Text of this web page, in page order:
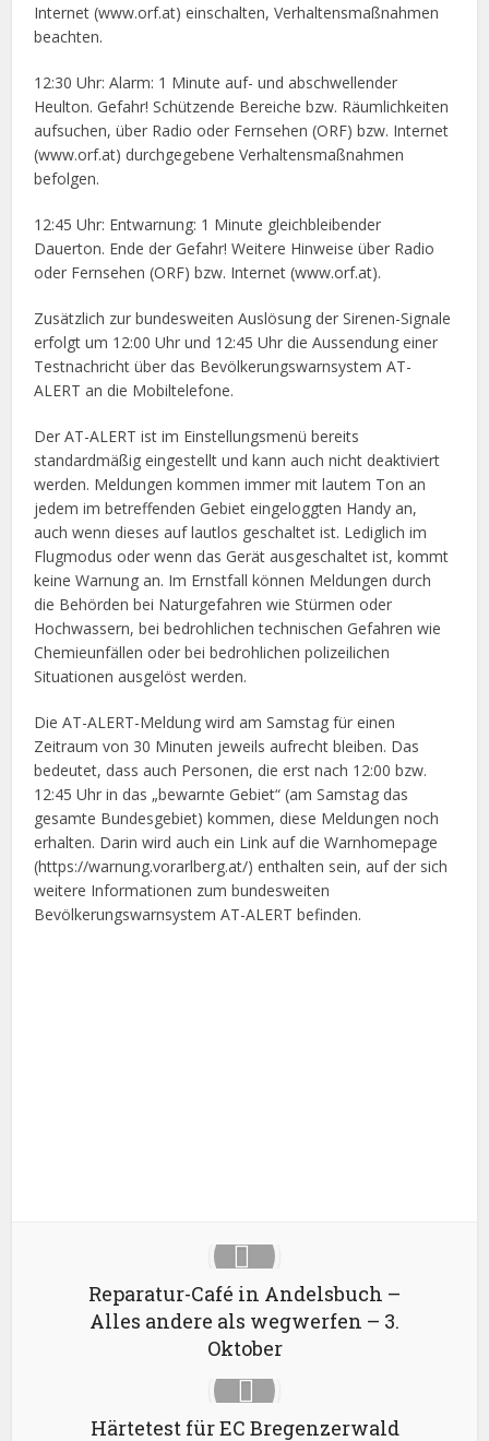
Internet (www.orf.at) einschalten, Verhaltensmaßnahmen
beachten.
12:30 Uhr: Alarm: 1 Minute auf- und abschwellender
Heulton. Gefahr! Schützende Bereiche bzw. Räumlichkeiten
aufsuchen, über Radio oder Fernsehen (ORF) bzw. Internet
(www.orf.at) durchgegebene Verhaltensmaßnahmen
befolgen.
12:45 Uhr: Entwarnung: 1 Minute gleichbleibender
Dauerton. Ende der Gefahr! Weitere Hinweise über Radio
oder Fernsehen (ORF) bzw. Internet (www.orf.at).
Zusätzlich zur bundesweiten Auslösung der Sirenen-Signale
erfolgt um 12:00 Uhr und 12:45 Uhr die Aussendung einer
Testnachricht über das Bevölkerungswarnsystem AT-
ALERT an die Mobiltelefone.
Der AT-ALERT ist im Einstellungsmenü bereits
standardmäßig eingestellt und kann auch nicht deaktiviert
werden. Meldungen kommen immer mit lautem Ton an
jedem im betreffenden Gebiet eingeloggten Handy an,
auch wenn dieses auf lautlos geschaltet ist. Lediglich im
Flugmodus oder wenn das Gerät ausgeschaltet ist, kommt
keine Warnung an. Im Ernstfall können Meldungen durch
die Behörden bei Naturgefahren wie Stürmen oder
Hochwassern, bei bedrohlichen technischen Gefahren wie
Chemieunfällen oder bei bedrohlichen polizeilichen
Situationen ausgelöst werden.
Die AT-ALERT-Meldung wird am Samstag für einen
Zeitraum von 30 Minuten jeweils aufrecht bleiben. Das
bedeutet, dass auch Personen, die erst nach 12:00 bzw.
12:45 Uhr in das „bewarnte Gebiet“ (am Samstag das
gesamte Bundesgebiet) kommen, diese Meldungen noch
erhalten. Darin wird auch ein Link auf die Warnhomepage
(https://warnung.vorarlberg.at/) enthalten sein, auf der sich
weitere Informationen zum bundesweiten
Bevölkerungswarnsystem AT-ALERT befinden.
Reparatur-Café in Andelsbuch –
Alles andere als wegwerfen – 3.
Oktober
Härtetest für EC Bregenzerwald